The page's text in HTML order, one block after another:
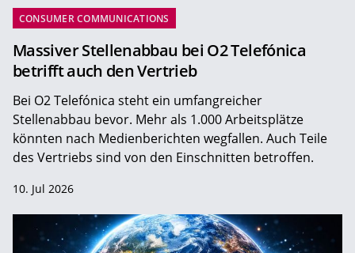
CONSUMER COMMUNICATIONS
Massiver Stellenabbau bei O2 Telefónica
betrifft auch den Vertrieb
Bei O2 Telefónica steht ein umfangreicher
Stellenabbau bevor. Mehr als 1.000 Arbeitsplätze
könnten nach Medienberichten wegfallen. Auch Teile
des Vertriebs sind von den Einschnitten betroffen.
10. Jul 2026